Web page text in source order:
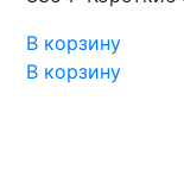
В корзину
В корзину